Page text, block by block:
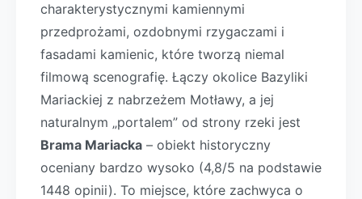
charakterystycznymi kamiennymi
przedprożami, ozdobnymi rzygaczami i
fasadami kamienic, które tworzą niemal
filmową scenografię. Łączy okolice Bazyliki
Mariackiej z nabrzeżem Motławy, a jej
naturalnym „portalem” od strony rzeki jest
Brama Mariacka – obiekt historyczny
oceniany bardzo wysoko (4,8/5 na podstawie
1448 opinii). To miejsce, które zachwyca o